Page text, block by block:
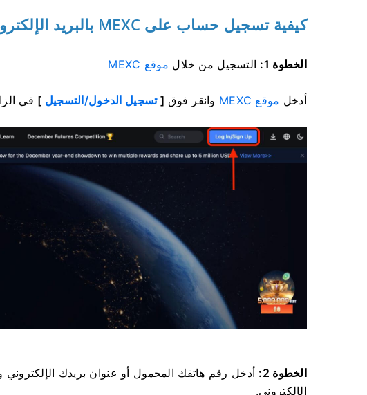
كيفية تسجيل حساب على MEXC بالبريد الإلكتروني أو رقم الهاتف
الخطوة 1: التسجيل من خلال موقع MEXC
أدخل موقع MEXC وانقر فوق [تسجيل الدخول/التسجيل ] في
الخطوة 2:
أدخل رقم هاتفك المحمول أو عنوان بريدك
الإلكتروني.